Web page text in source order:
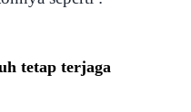
tetap terjaga